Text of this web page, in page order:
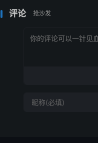
评论 抢沙发